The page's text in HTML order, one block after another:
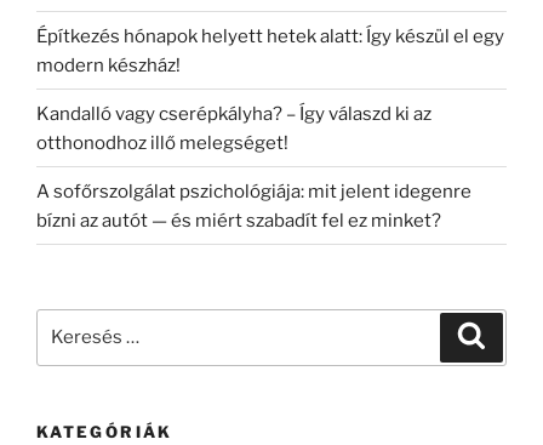
Építkezés hónapok helyett hetek alatt: Így készül el egy
modern készház!
Kandalló vagy cserépkályha? – Így válaszd ki az
otthonodhoz illő melegséget!
A sofőrszolgálat pszichológiája: mit jelent idegenre
bízni az autót — és miért szabadít fel ez minket?
KATEGÓRIÁK